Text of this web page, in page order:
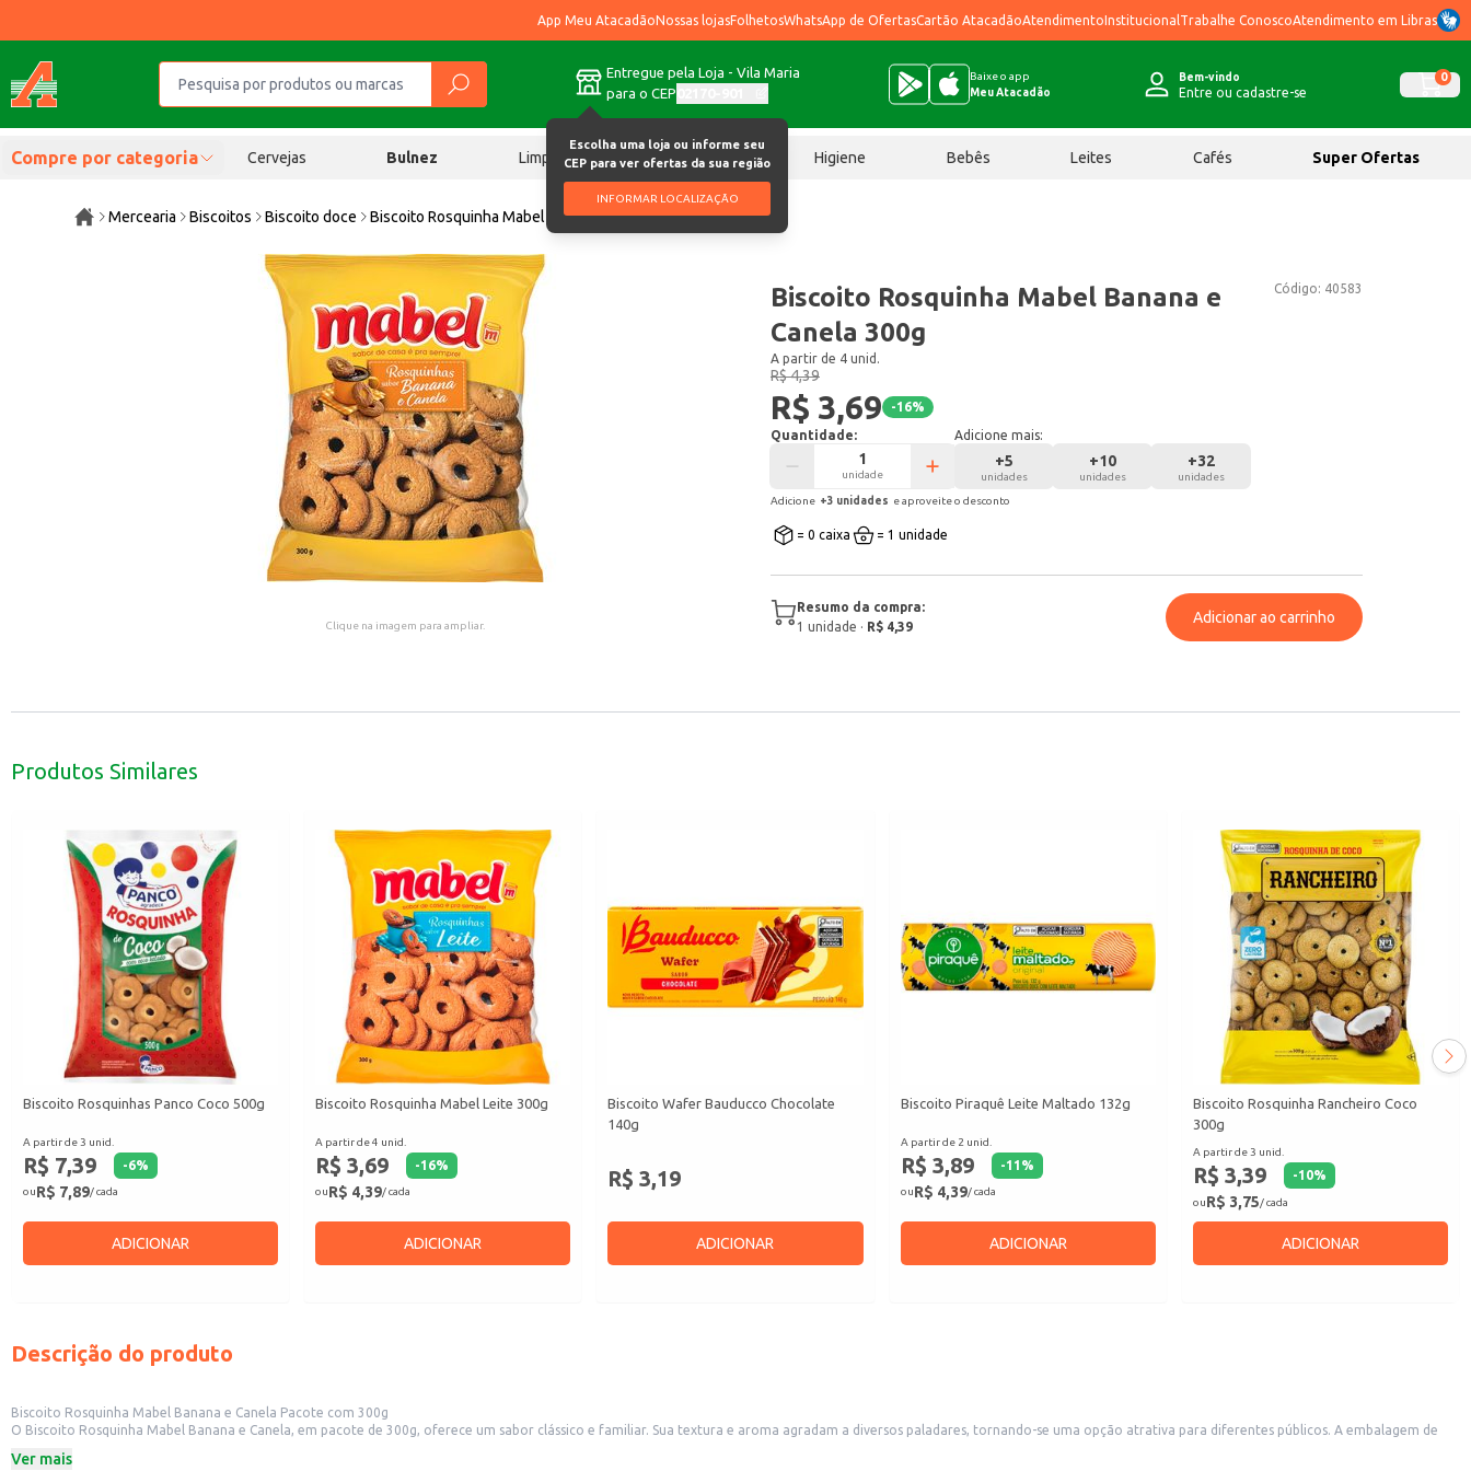
App Meu AtacadãoNossas lojasFolhetosWhatsApp de OfertasCartão AtacadãoAtendimentoInstitucional Trabalhe ConoscoAtendimento em Libras
Entregue pela Loja - Vila Maria
para o CEP
Escolha uma loja ou informe seu
CEP para ver ofertas da sua região
INFORMAR LOCALIZAÇÃO
Baixe o app
Meu Atacadão
Bem-vindo
Entre ou cadastre-se
0
Compre por categoria Cervejas Bulnez Limpeza Chocolates Higiene Bebês Leites Cafés Super Ofertas
Mercearia Biscoitos Biscoito doce Biscoito Rosquinha Mabel Banana e Canela 300g
Clique na imagem para ampliar.
Código: 40583
Biscoito Rosquinha Mabel Banana e
Canela 300g
A partir de 4 unid.
R$ 4,39
R$ 3,69 -16%
Quantidade:
unidade
Adicione mais:
+5
unidades
+10
unidades
+32
unidades
Adicione +3 unidades e aproveite o desconto
= 0 caixa = 1 unidade
Resumo da compra:
1 unidade · R$ 4,39
Adicionar ao carrinho
Produtos Similares
Biscoito Rosquinhas Panco Coco 500g
A partir de 3 unid.
R$ 7,39 -6%
ouR$ 7,89/ cada
ADICIONAR
Biscoito Rosquinha Mabel Leite 300g
A partir de 4 unid.
R$ 3,69 -16%
ouR$ 4,39/ cada
ADICIONAR
Biscoito Wafer Bauducco Chocolate
140g
R$ 3,19
ADICIONAR
Biscoito Piraquê Leite Maltado 132g
A partir de 2 unid.
R$ 3,89 -11 %
ouR$ 4,39/ cada
ADICIONAR
Biscoito Rosquinha Rancheiro Coco
300g
A partir de 3 unid.
R$ 3,39 -10%
ouR$ 3,75/ cada
ADICIONAR
Descrição do produto
Biscoito Rosquinha Mabel Banana e Canela Pacote com 300g
O Biscoito Rosquinha Mabel Banana e Canela, em pacote de 300g, oferece um sabor clássico e familiar. Sua textura e aroma agradam a diversos paladares, tornando-se uma opção atrativa para diferentes públicos. A embalagem de
Dicas de uso:
Ver mais